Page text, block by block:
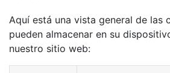
Aquí está una vista general de las
pueden almacenar en su
nuestro sitio web: